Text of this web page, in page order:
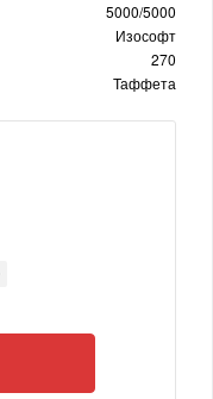
5000/5000
Изософт
270
Таффета